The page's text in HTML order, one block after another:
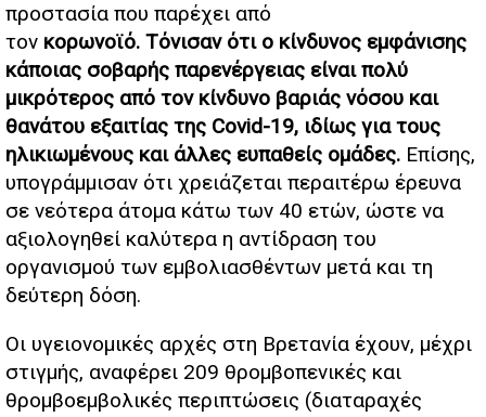
προστασία που παρέχει από
τον κορωνοϊό. Τόνισαν ότι ο κίνδυνος εμφάνισης
κάποιας σοβαρής παρενέργειας είναι πολύ
μικρότερος από τον κίνδυνο βαριάς νόσου και
θανάτου εξαιτίας της Covid-19, ιδίως για τους
ηλικιωμένους και άλλες ευπαθείς ομάδες. Επίσης,
υπογράμμισαν ότι χρειάζεται περαιτέρω έρευνα
σε νεότερα άτομα κάτω των 40 ετών, ώστε να
αξιολογηθεί καλύτερα η αντίδραση του
οργανισμού των εμβολιασθέντων μετά και τη
δεύτερη δόση.
Οι υγειονομικές αρχές στη Βρετανία έχουν, μέχρι
στιγμής, αναφέρει 209 θρομβοπενικές και
θρομβοεμβολικές περιπτώσεις (διαταραχές